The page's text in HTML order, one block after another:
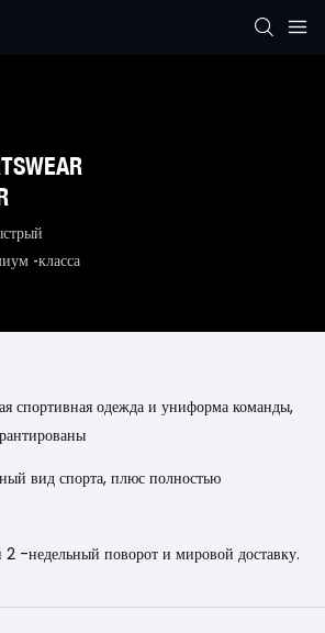
-класса
спортивная одежда и униформа команды,
вид спорта, плюс полностью
-недельный поворот и мировой доставку.